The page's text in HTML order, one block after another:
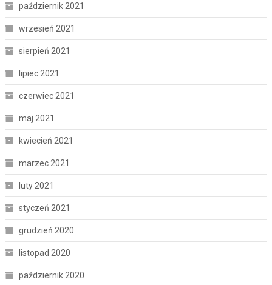
październik 2021
wrzesień 2021
sierpień 2021
lipiec 2021
czerwiec 2021
maj 2021
kwiecień 2021
marzec 2021
luty 2021
styczeń 2021
grudzień 2020
listopad 2020
październik 2020